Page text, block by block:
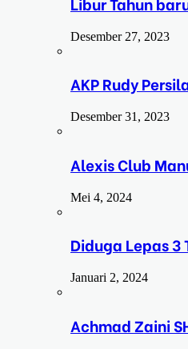
Desember 27, 2023
AKP Rudy
Desember 31, 2023
Alexis Club
Mei 4, 2024
Diduga Lepas 3
Januari 2, 2024
Achmad Zaini